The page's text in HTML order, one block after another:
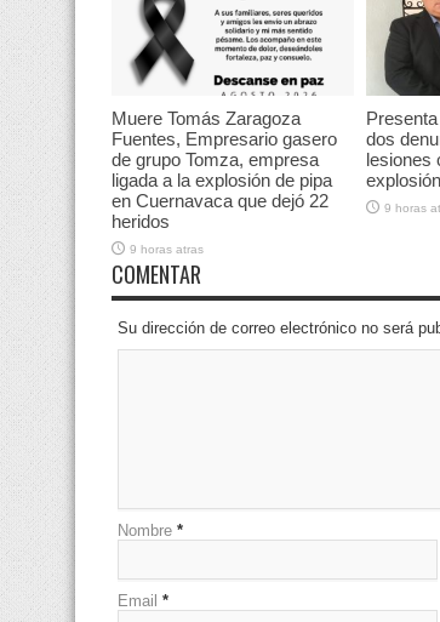
Muere Tomás Zaragoza
Fuentes, Empresario gasero
de grupo Tomza, empresa
ligada a la explosión de pipa
en Cuernavaca que dejó 22
heridos
9 horas atras
dos
lesiones
9 horas
COMENTAR
Su dirección de correo electrónico no será
Nombre *
Email *